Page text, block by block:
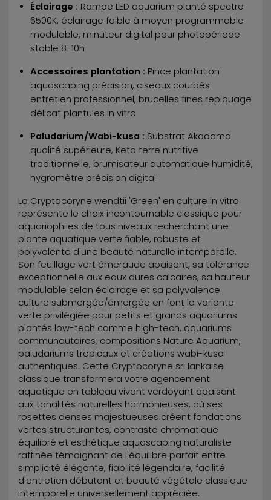
Éclairage : Rampe LED aquarium planté spectre
6500K, éclairage faible à moyen programmable
modulable, minuteur digital pour photopériode
stable 8-10h
Accessoires plantation : Pince plantation
aquascaping précision, ciseaux courbés
entretien professionnel, brucelles fines repiquage
délicat plantules in vitro
Paludarium/Wabi-kusa : Substrat Akadama
qualité supérieure, Keto terre nutritive
traditionnelle, brumisateur automatique humidité,
hygromètre précision digital
La Cryptocoryne wendtii 'Green' en culture in vitro
représente le choix incontournable classique pour
aquariophiles de tous niveaux recherchant une
plante aquatique verte fiable, robuste et
polyvalente d'une beauté naturelle intemporelle.
Son feuillage vert émeraude apaisant, sa tolérance
exceptionnelle aux eaux dures calcaires, sa hauteur
modulable selon éclairage et sa polyvalence
culture submergée/émergée en font la variante
verte privilégiée pour petits et grands aquariums
plantés low-tech comme high-tech, aquariums
communautaires, compositions Nature Aquarium,
paludariums tropicaux et créations wabi-kusa
authentiques. Cette Cryptocoryne sri lankaise
classique transformera votre agencement
aquatique en tableau vivant verdoyant apaisant
aux tonalités naturelles harmonieuses, où ses
rosettes denses majestueuses créent fondations
vertes structurantes, contraste chromatique
équilibré et esthétique aquascaping naturaliste
raffinée témoignant de l'équilibre parfait entre
simplicité élégante, fiabilité légendaire, facilité
d'entretien débutant et beauté végétale classique
intemporelle universellement appréciée.